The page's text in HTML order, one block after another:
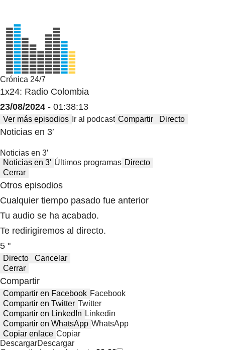
Crónica 24/7
1x24: Radio Colombia
23/08/2024 - 01:38:13
Ver más episodios Ir al podcast Compartir Directo
Noticias en 3′
Noticias en 3′
Noticias en 3′ Últimos programas Directo
Cerrar
Otros episodios
Cualquier tiempo pasado fue anterior
Tu audio se ha acabado.
Te redirigiremos al directo.
5 "
Directo
Cancelar
Cerrar
Compartir
Compartir en Facebook Facebook
Compartir en Twitter Twitter
Compartir en LinkedIn Linkedin
Compartir en WhatsApp WhatsApp
Copiar enlace Copiar
DescargarDescargar